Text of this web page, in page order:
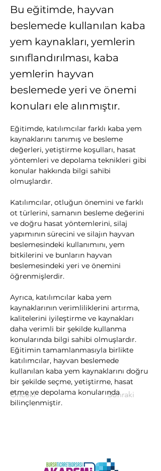
Bu eğitimde, hayvan
beslemede kullanılan kaba
yem kaynakları, yemlerin
sınıflandırılması, kaba
yemlerin hayvan
beslemede yeri ve önemi
konuları ele alınmıştır.
Önceki Sonraki
Eğitimde, katılımcılar farklı kaba yem
kaynaklarını tanımış ve besleme
değerleri, yetiştirme koşulları, hasat
yöntemleri ve depolama teknikleri gibi
konular hakkında bilgi sahibi
olmuşlardır.
Katılımcılar, otluğun önemini ve farklı
ot türlerini, samanın besleme değerini
ve doğru hasat yöntemlerini, silaj
yapımının sürecini ve silajın hayvan
beslemesindeki kullanımını, yem
bitkilerini ve bunların hayvan
beslemesindeki yeri ve önemini
öğrenmişlerdir.
Ayrıca, katılımcılar kaba yem
kaynaklarının verimliliklerini artırma,
kalitelerini iyileştirme ve kaynakları
daha verimli bir şekilde kullanma
konularında bilgi sahibi olmuşlardır.
Eğitimin tamamlanmasıyla birlikte
katılımcılar, hayvan beslemede
kullanılan kaba yem kaynaklarını doğru
bir şekilde seçme, yetiştirme, hasat
etme ve depolama konularında
bilinçlenmiştir.